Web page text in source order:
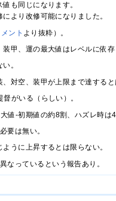
も同じになります。
より改修可能になりました。
ント より抜粋）。
甲、運の最大値はレベルに依存
。
対空、装甲が上限まで達すると
がいる（らしい）。
値-初期値の約8割、ハズレ時は4
要は無い。
うに上昇するとは限らない。
なっているという報告あり。